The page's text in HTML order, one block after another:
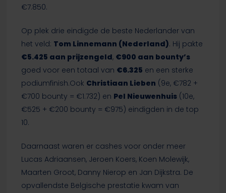
€7.850.
Op plek drie eindigde de beste Nederlander van
het veld: Tom Linnemann (Nederland). Hij pakte
€5.425 aan prijzengeld, €900 aan bounty’s
goed voor een totaal van €6.325 en een sterke
podiumfinish.Ook Christiaan Lieben (9e, €782 +
€700 bounty = €1.732) en Pel Nieuwenhuis(10e,
€525 + €200 bounty = €975) eindigden in de top
10.
Daarnaast waren er cashes voor onder meer
Lucas Adriaansen, Jeroen Koers, Koen Molewijk,
Maarten Groot, Danny Nierop en Jan Dijkstra. De
opvallendste Belgische prestatie kwam van